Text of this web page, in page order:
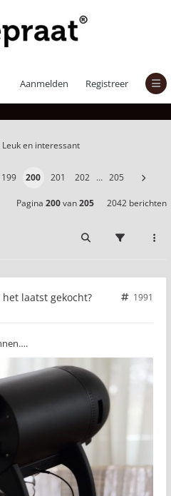
Aanmelden Registreer
laatst gekocht?
Leuk en interessant
199 200 201 202 … 205
Pagina 200van205 2042 berichten
laatst gekocht?
1991